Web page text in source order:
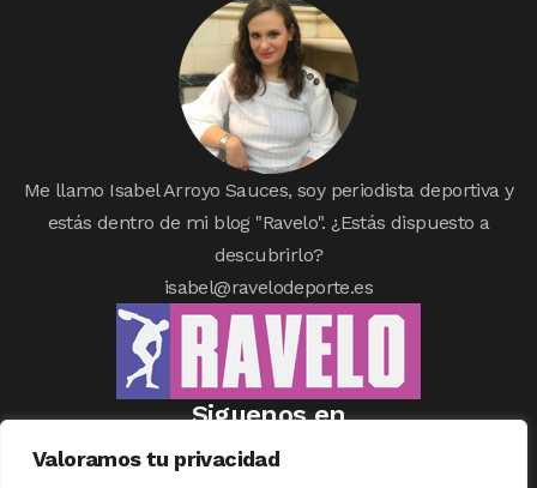
Valoramos tu privacidad
Me llamo Isabel Arroyo Sauces, soy periodista deportiva y
estás dentro de mi blog "Ravelo". ¿Estás dispuesto a
descubrirlo?
isabel@ravelodeporte.es
Siguenos en